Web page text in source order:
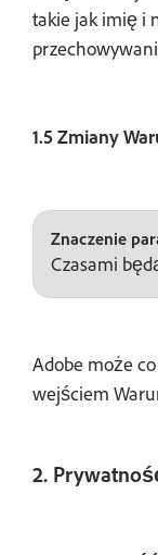
takie jak imię i
1.5 Zmiany
Znaczenie
Czasami
Adobe może
wejściem
2.